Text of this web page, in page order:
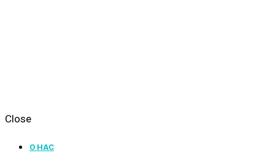
Close
О НАС